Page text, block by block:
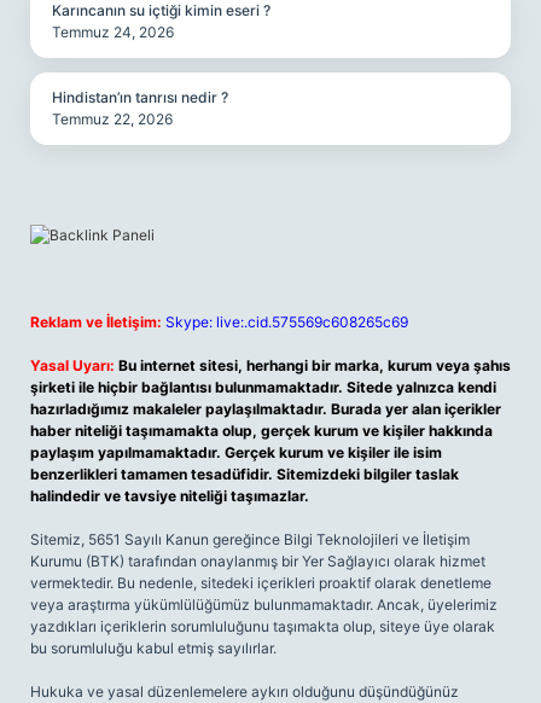
Karıncanın su içtiği kimin eseri ?
Temmuz 24, 2026
Hindistan’ın tanrısı nedir ?
Temmuz 22, 2026
Reklam ve İletişim: Skype: live:.cid.575569c608265c69
Yasal Uyarı: Bu internet sitesi, herhangi bir marka, kurum veya şahıs
şirketi ile hiçbir bağlantısı bulunmamaktadır. Sitede yalnızca kendi
hazırladığımız makaleler paylaşılmaktadır. Burada yer alan içerikler
haber niteliği taşımamakta olup, gerçek kurum ve kişiler hakkında
paylaşım yapılmamaktadır. Gerçek kurum ve kişiler ile isim
benzerlikleri tamamen tesadüfidir. Sitemizdeki bilgiler taslak
halindedir ve tavsiye niteliği taşımazlar.
Sitemiz, 5651 Sayılı Kanun gereğince Bilgi Teknolojileri ve İletişim
Kurumu (BTK) tarafından onaylanmış bir Yer Sağlayıcı olarak hizmet
vermektedir. Bu nedenle, sitedeki içerikleri proaktif olarak denetleme
veya araştırma yükümlülüğümüz bulunmamaktadır. Ancak, üyelerimiz
yazdıkları içeriklerin sorumluluğunu taşımakta olup, siteye üye olarak
bu sorumluluğu kabul etmiş sayılırlar.
Hukuka ve yasal düzenlemelere aykırı olduğunu düşündüğünüz